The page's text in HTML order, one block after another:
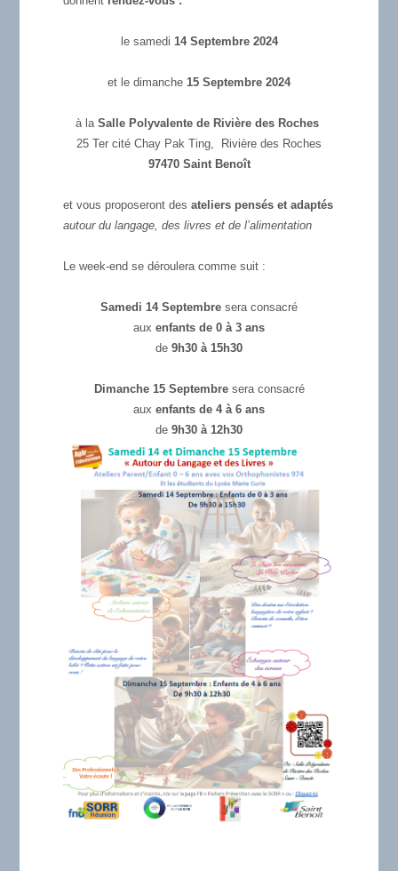
le samedi 14 Septembre 2024
et le dimanche 15 Septembre 2024
à la Salle Polyvalente de Rivière des Roches
25 Ter cité Chay Pak Ting, Rivière des Roches
97470 Saint Benoît
et vous proposeront des ateliers pensés et adaptés
autour du langage, des livres et de l’alimentation
Le week-end se déroulera comme suit :
Samedi 14 Septembre sera consacré
aux enfants de 0 à 3 ans
de 9h30 à 15h30
Dimanche 15 Septembresera consacré
aux enfants de 4 à 6 ans
de 9h30 à 12h30